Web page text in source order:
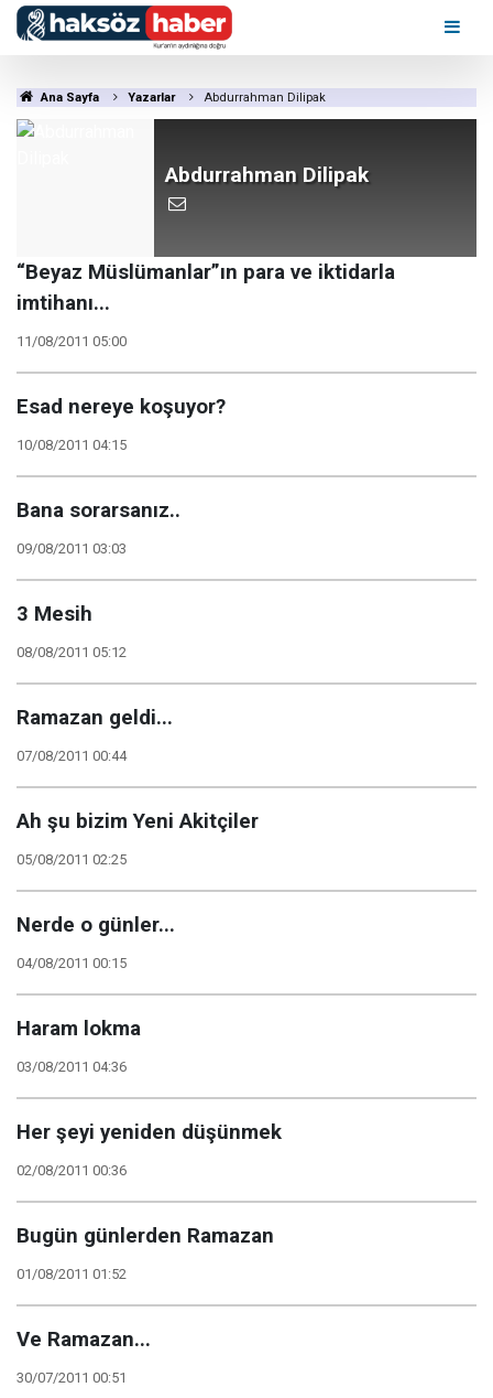
Ana Sayfa Yazarlar Abdurrahman Dilipak
Abdurrahman Dilipak
“Beyaz Müslümanlar”ın para ve iktidarla
imtihanı...
11/08/2011 05:00
Esad nereye koşuyor?
10/08/2011 04:15
Bana sorarsanız..
09/08/2011 03:03
3 Mesih
08/08/2011 05:12
Ramazan geldi...
07/08/2011 00:44
Ah şu bizim Yeni Akitçiler
05/08/2011 02:25
Nerde o günler...
04/08/2011 00:15
Haram lokma
03/08/2011 04:36
Her şeyi yeniden düşünmek
02/08/2011 00:36
Bugün günlerden Ramazan
01/08/2011 01:52
Ve Ramazan...
30/07/2011 00:51